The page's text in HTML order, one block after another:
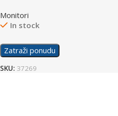
Monitori
In stock
Zatraži ponudu
SKU: 37269